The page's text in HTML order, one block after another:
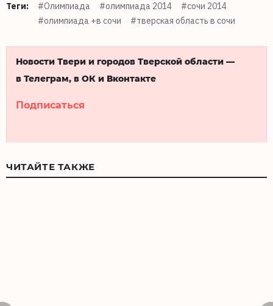
Теги: #Олимпиада #олимпиада 2014
#сочи 2014
#олимпиада +в сочи
#тверская область в сочи
Новости Твери и городов Тверской области —
в Телеграм, в ОК и Вконтакте
Подписаться
ЧИТАЙТЕ ТАКЖЕ